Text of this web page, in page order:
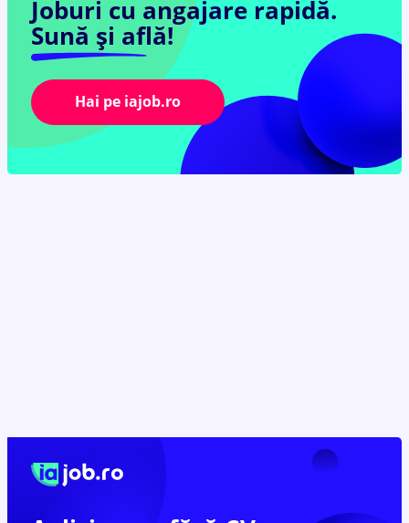
Joburi cu angajare rapidă.
Sună și află!
Hai pe iajob.ro